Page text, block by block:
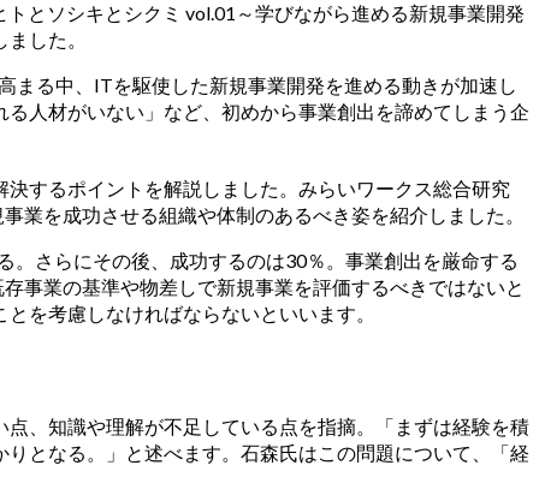
とソシキとシクミ vol.01～学びながら進める新規事業開発
した。
まる中、ITを駆使した新規事業開発を進める動きが加速し
人材がいない」など、初めから事業創出を諦めてしまう企
するポイントを解説しました。みらいワークス総合研究
業を成功させる組織や体制のあるべき姿を紹介しました。
さらにその後、成功するのは30％。事業創出を厳命する
事業の基準や物差しで新規事業を評価するべきではないと
を考慮しなければならないといいます。
、知識や理解が不足している点を指摘。「まずは経験を積
となる。」と述べます。石森氏はこの問題について、「経